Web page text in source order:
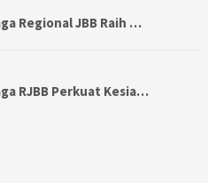
Regional JBB Raih …
RJBB Perkuat Kesia…